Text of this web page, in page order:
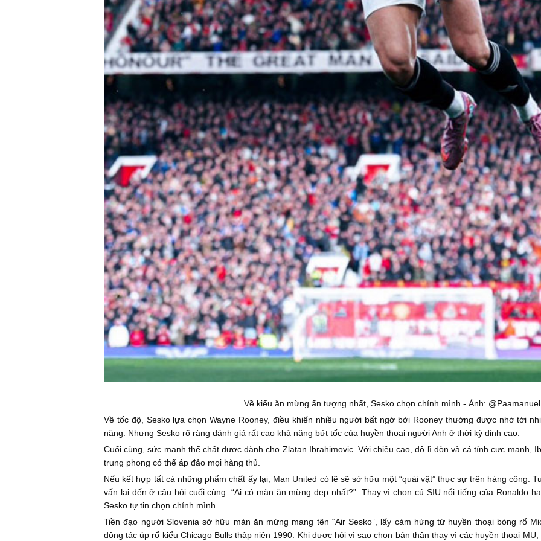
Về kiểu ăn mừng ấn tượng nhất, Sesko chọn chính mình - Ảnh:
Về tốc độ, Sesko lựa chọn Wayne Rooney, điều khiến nhiều người bất ngờ bởi Rooney thường được nhớ tới
năng. Nhưng Sesko rõ ràng đánh giá rất cao khả năng bứt tốc của huyền thoại người Anh ở thời kỳ đỉnh cao.
Cuối cùng, sức mạnh thể chất được dành cho Zlatan Ibrahimovic. Với chiều cao, độ lì đòn và cá tính cực mạnh,
trung phong có thể áp đảo mọi hàng thủ.
Nếu kết hợp tất cả những phẩm chất ấy lại, Man United có lẽ sẽ sở hữu một “quái vật” thực sự trên hàng công.
vấn lại đến ở câu hỏi cuối cùng: “Ai có màn ăn mừng đẹp nhất?”. Thay vì chọn cú SIU nổi tiếng của Ronaldo
Sesko tự tin chọn chính mình.
Tiền đạo người Slovenia sở hữu màn ăn mừng mang tên “Air Sesko”, lấy cảm hứng từ huyền thoại bóng rổ
động tác úp rổ kiểu Chicago Bulls thập niên 1990. Khi được hỏi vì sao chọn bản thân thay vì các huyền thoại